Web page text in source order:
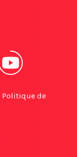
Politique de